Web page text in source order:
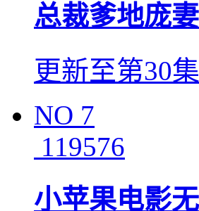
总裁爹地庞
更新至第30集
NO 7
119576
小苹果电影